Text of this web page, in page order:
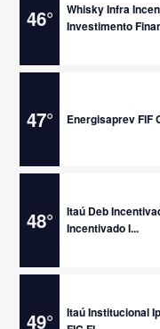
46°
Whisky Infra
Investimento
47° Energisaprev FIF
48°
Itaú Deb
Incentivado I...
49°
Itaú Institucional